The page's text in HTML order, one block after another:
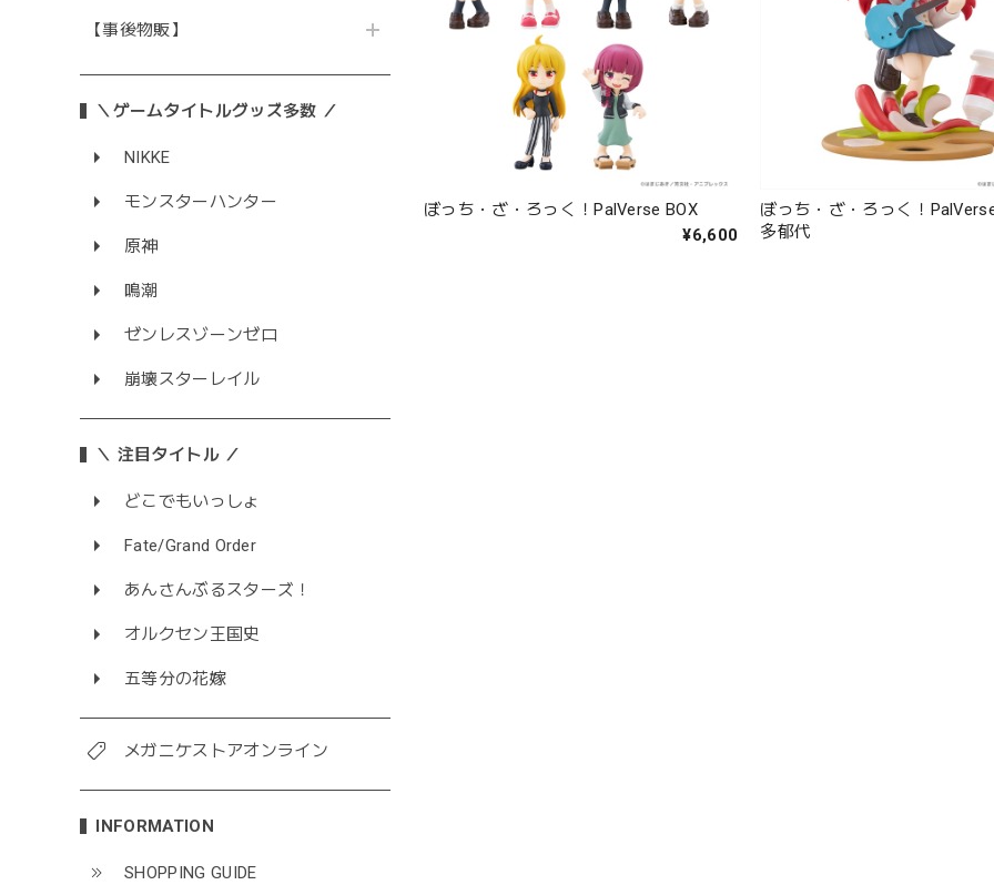
【事後物販】
＼ゲームタイトルグッズ多数 ／
NIKKE
モンスターハンター
原神
鳴潮
ゼンレスゾーンゼロ
崩壊スターレイル
＼ 注目タイトル ／
どこでもいっしょ
Fate/Grand Order
あんさんぶるスターズ！
オルクセン王国史
五等分の花嫁
メガニケストアオンライン
INFORMATION
SHOPPING GUIDE
ぼっち・ざ・ろっく！PalVerse BOX
¥6,600
ぼっち・ざ・ろっく！
多郁代